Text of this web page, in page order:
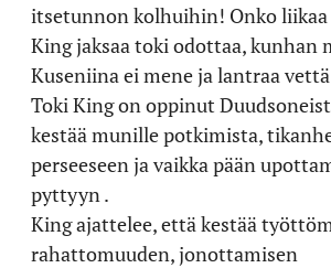
itsetunnon kolhuihin! Onko liikaa
King jaksaa toki odottaa, kunhan
Kuseniina ei mene ja lantraa
Toki King on oppinut
kestää munille potkimista,
perseeseen ja vaikka pään
pyttyyn .
King ajattelee, että kestää
rahattomuuden, jonottamisen